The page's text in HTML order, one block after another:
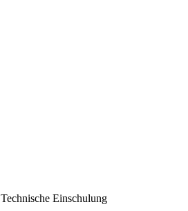
Technische Einschulung